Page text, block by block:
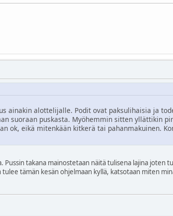
ainakin alottelijalle. Podit ovat paksulihaisia ja
suoraan puskasta. Myöhemmin sitten yllättikin
ok, eikä mitenkään kitkerä tai pahanmakuinen.
takana mainostetaan näitä tulisena lajina joten
tämän kesän ohjelmaan kyllä, katsotaan miten